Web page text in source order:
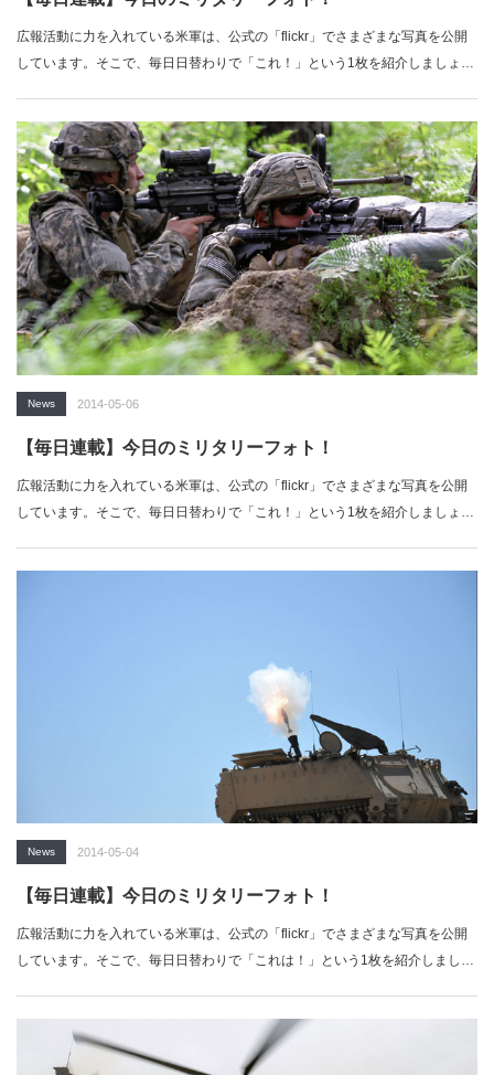
広報活動に力を入れている米軍は、公式の「flickr」でさまざまな写真を公開
しています。そこで、毎日日替わりで「これ！」という1枚を紹介しましょ
News 2014-05-06
【毎日連載】今日のミリタリーフォト！
広報活動に力を入れている米軍は、公式の「flickr」でさまざまな写真を公開
しています。そこで、毎日日替わりで「これ！」という1枚を紹介しましょ
News 2014-05-04
【毎日連載】今日のミリタリーフォト！
広報活動に力を入れている米軍は、公式の「flickr」でさまざまな写真を公開
しています。そこで、毎日日替わりで「これは！」という1枚を紹介しましょ